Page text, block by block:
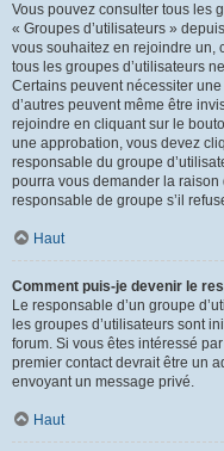
Vous pouvez consulter tous les
« Groupes d’utilisateurs »
vous souhaitez en rejoindre un,
tous les groupes d’utilisateurs
Certains peuvent nécessiter
d’autres peuvent même être
rejoindre en cliquant sur le
une approbation, vous devez
responsable du groupe
pourra vous demander la
responsable de groupe s’il
Haut
Comment puis-je devenir le
Le responsable d’un groupe
les groupes d’utilisateurs sont
forum. Si vous êtes intéressé
premier contact devrait être un
envoyant un message privé.
Haut